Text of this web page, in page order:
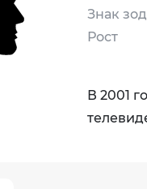
Знак
Рост
В 2001